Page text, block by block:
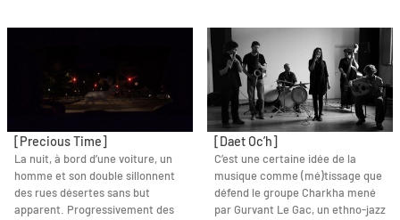
[Precious Time]
La nuit, à bord d’une voiture, un
homme et son double sillonnent
des rues désertes sans but
apparent. Progressivement des
[Daet Oc’h]
C’est une certaine idée de la
musique comme (mé)tissage que
défend le groupe Charkha mené
par Gurvant Le Gac, un ethno-jazz